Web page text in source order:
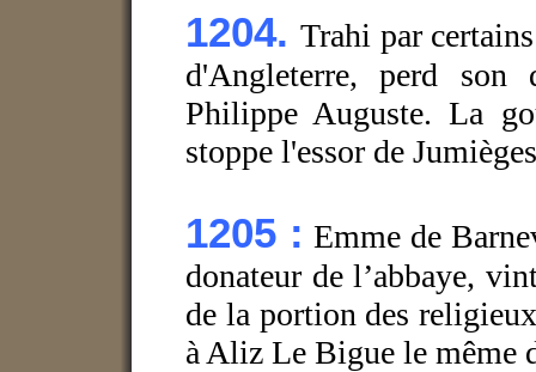
1204.Trahi par
d'Angleterre, perd son
Philippe Auguste. La
stoppe l'essor de
1205 : Emme de
donateur de l’abbaye,
de la portion des
à Aliz Le Bigue le même